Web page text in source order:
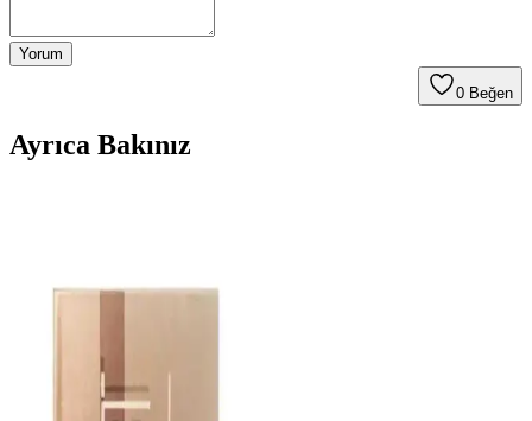
Yorum
0 Beğen
Ayrıca Bakınız
2024 saç trendleri, yüz şekline uygun modeller ve perçem
İnce Saçlarda Hacimli ve Dalgalı Saç Modeli
Oluşturmanın Yöntemleri ve İpuçları